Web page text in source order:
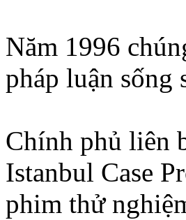
Năm 1996
pháp luận sống
Chính phủ liên
Istanbul Case
phim thử